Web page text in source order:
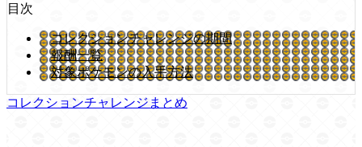
目次
コレクションチャレンジの期間
報酬一覧
対象ポケモンの入手方法
コレクションチャレンジまとめ